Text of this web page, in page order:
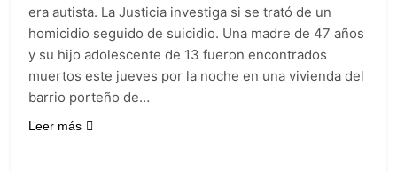
era autista. La Justicia investiga si se trató de un
homicidio seguido de suicidio. Una madre de 47 años
y su hijo adolescente de 13 fueron encontrados
muertos este jueves por la noche en una vivienda del
barrio porteño de…
Leer más